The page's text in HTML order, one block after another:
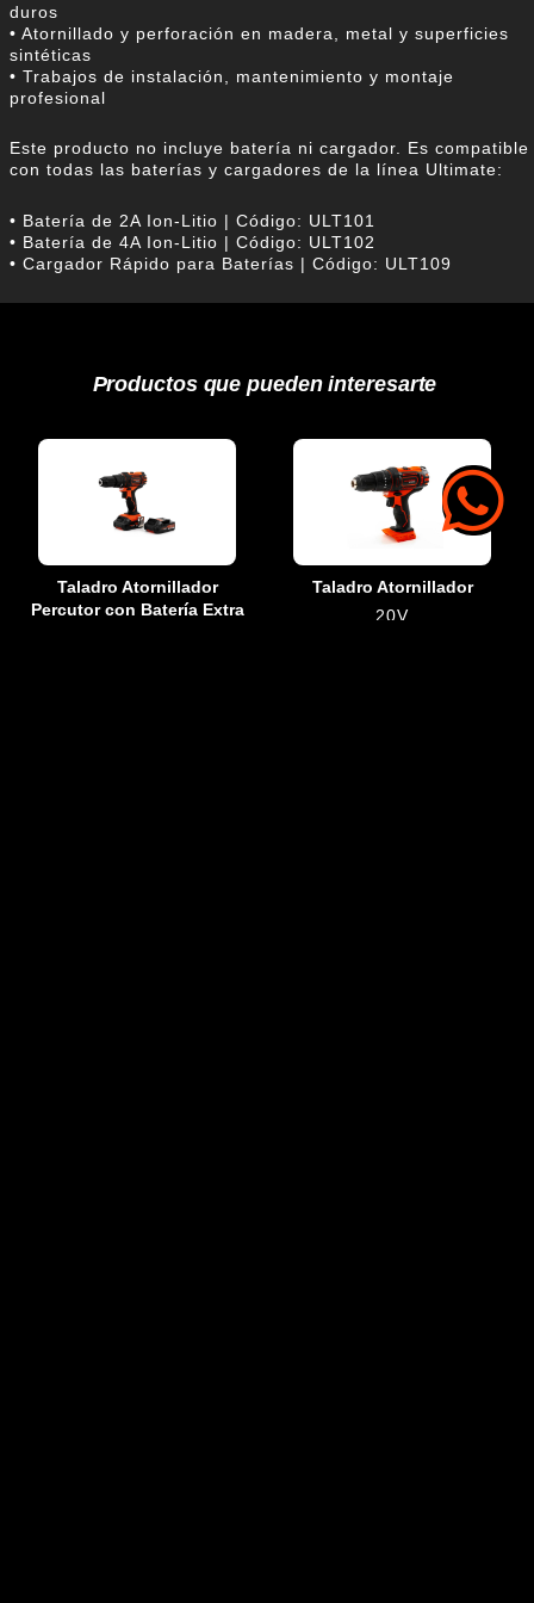
duros
• Atornillado y perforación en madera, metal y superficies
sintéticas
• Trabajos de instalación, mantenimiento y montaje
profesional
Este producto no incluye batería ni cargador. Es compatible
con todas las baterías y cargadores de la línea Ultimate:
• Batería de 2A Ion-Litio | Código: ULT101
• Batería de 4A Ion-Litio | Código: ULT102
• Cargador Rápido para Baterías | Código: ULT109
Productos que pueden interesarte
Taladro Atornillador
Percutor con Batería Extra
Taladro Atornillador
20V